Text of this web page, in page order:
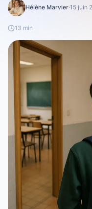
Hélène Marvier·15 juin
13 min